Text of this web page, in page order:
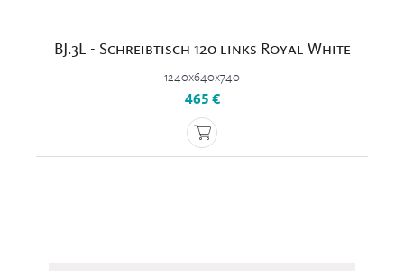
BJ.3L - Schreibtisch 120 links Royal White
1240x640x740
465 €